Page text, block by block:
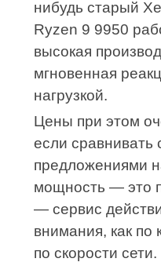
нибудь старый
Ryzen 9 9950
высокая
мгновенная
нагрузкой.
Цены при этом
если сравнивать
предложениями
мощность — это
— сервис
внимания, как по
по скорости сети.